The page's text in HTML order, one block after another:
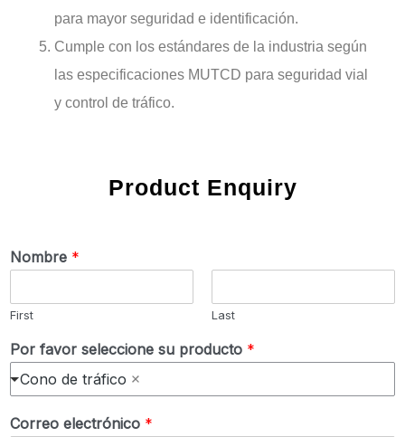
para mayor seguridad e identificación.
Cumple con los estándares de la industria según
las especificaciones MUTCD para seguridad vial
y control de tráfico.
Product Enquiry
Nombre *
First Last
Por favor seleccione su producto *
Cono de tráfico
Correo electrónico *